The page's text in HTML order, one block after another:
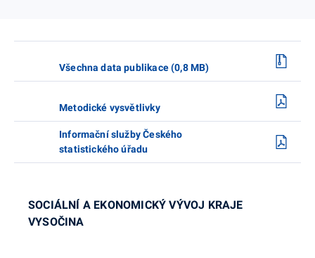
Všechna data publikace (0,8 MB)
Metodické vysvětlivky
Informační služby Českého
statistického úřadu
SOCIÁLNÍ A EKONOMICKÝ VÝVOJ KRAJE
VYSOČINA